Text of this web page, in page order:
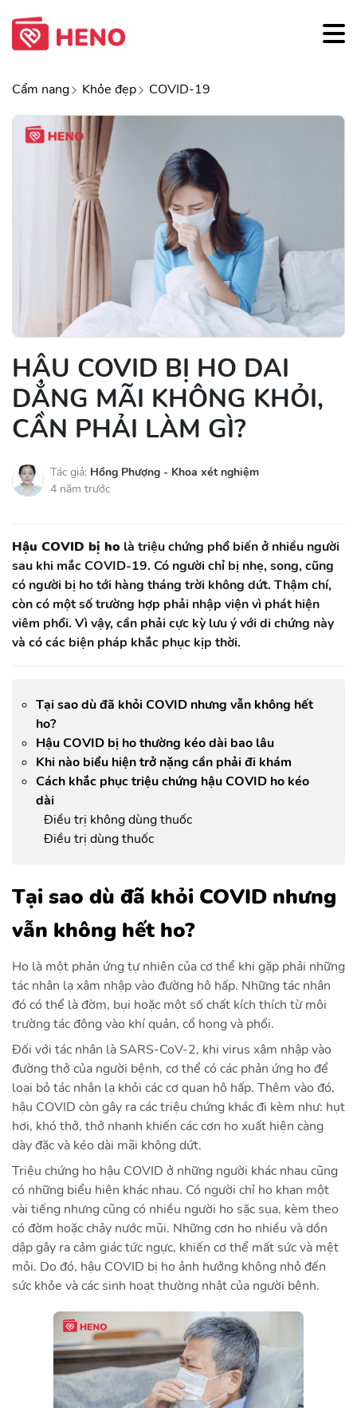
Cẩm nang Khỏe đẹp COVID-19
HẬU COVID BỊ HO DAI
DẲNG MÃI KHÔNG KHỎI,
CẦN PHẢI LÀM GÌ?
Tác giả: Hồng Phượng - Khoa xét nghiệm
4 năm trước
Hậu COVID bị ho là triệu chứng phổ biến ở nhiều người
sau khi mắc COVID-19. Có người chỉ bị nhẹ, song, cũng
có người bị ho tới hàng tháng trời không dứt. Thậm chí,
còn có một số trường hợp phải nhập viện vì phát hiện
viêm phổi. Vì vậy, cần phải cực kỳ lưu ý với di chứng này
và có các biện pháp khắc phục kịp thời.
Tại sao dù đã khỏi COVID nhưng vẫn không hết
ho?
Hậu COVID bị ho thường kéo dài bao lâu
Khi nào biểu hiện trở nặng cần phải đi khám
Cách khắc phục triệu chứng hậu COVID ho kéo
dài
Điều trị không dùng thuốc
Điều trị dùng thuốc
Tại sao dù đã khỏi COVID nhưng
vẫn không hết ho?
Ho là một phản ứng tự nhiên của cơ thể khi gặp phải những
tác nhân lạ xâm nhập vào đường hô hấp. Những tác nhân
đó có thể là đờm, bụi hoặc một số chất kích thích từ môi
trường tác động vào khí quản, cổ họng và phổi.
Đối với tác nhân là SARS-CoV-2, khi virus xâm nhập vào
đường thở của người bệnh, cơ thể có các phản ứng ho để
loại bỏ tác nhân lạ khỏi các cơ quan hô hấp. Thêm vào đó,
hậu COVID còn gây ra các triệu chứng khác đi kèm như: hụt
hơi, khó thở, thở nhanh khiến các cơn ho xuất hiện càng
dày đặc và kéo dài mãi không dứt.
Triệu chứng ho hậu COVID ở những người khác nhau cũng
có những biểu hiện khác nhau. Có người chỉ ho khan một
vài tiếng nhưng cũng có nhiều người ho sặc sụa, kèm theo
có đờm hoặc chảy nước mũi. Những cơn ho nhiều và dồn
dập gây ra cảm giác tức ngực, khiến cơ thể mất sức và mệt
mỏi. Do đó, hậu COVID bị ho ảnh hưởng không nhỏ đến
sức khỏe và các sinh hoạt thường nhật của người bệnh.